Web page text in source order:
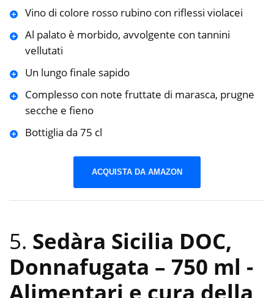
Vino di colore rosso rubino con riflessi violacei
Al palato è morbido, avvolgente con tannini
vellutati
Un lungo finale sapido
Complesso con note fruttate di marasca, prugne
secche e fieno
Bottiglia da 75 cl
ACQUISTA DA AMAZON
5. Sedàra Sicilia DOC,
Donnafugata – 750 ml -